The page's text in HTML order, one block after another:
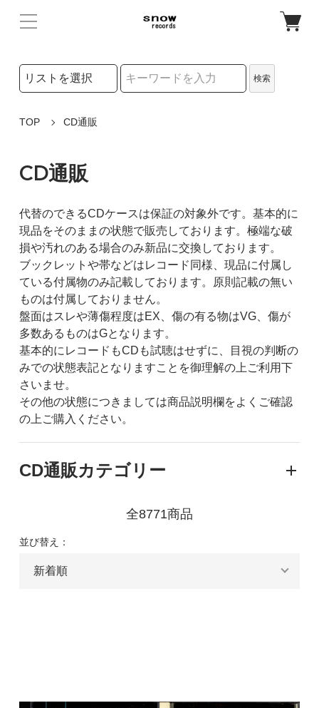
検索リストの選択
検索
TOP CD通販
CD通販
代替のできるCDケースは保証の対象外です。基本的に
現品をそのままの状態で販売しております。極端な破
損や汚れのある場合のみ新品に交換しております。
ブックレットや帯などはレコード同様、現品に付属し
ている付属物のみ記載しております。原則記載の無い
ものは付属しておりません。
盤面はスレや薄傷程度はEX、傷の有る物はVG、傷が
多数あるものはGとなります。
基本的にレコードもCDも試聴はせずに、目視の判断の
みでの状態表記となりますことを御理解の上ご利用下
さいませ。
その他の状態につきましては商品説明欄をよくご確認
の上ご購入ください。
CD通販カテゴリー
全8771商品
並び替え：